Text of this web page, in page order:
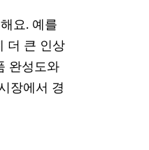
요. 예를
더 큰 인상
완성도와
장에서 경